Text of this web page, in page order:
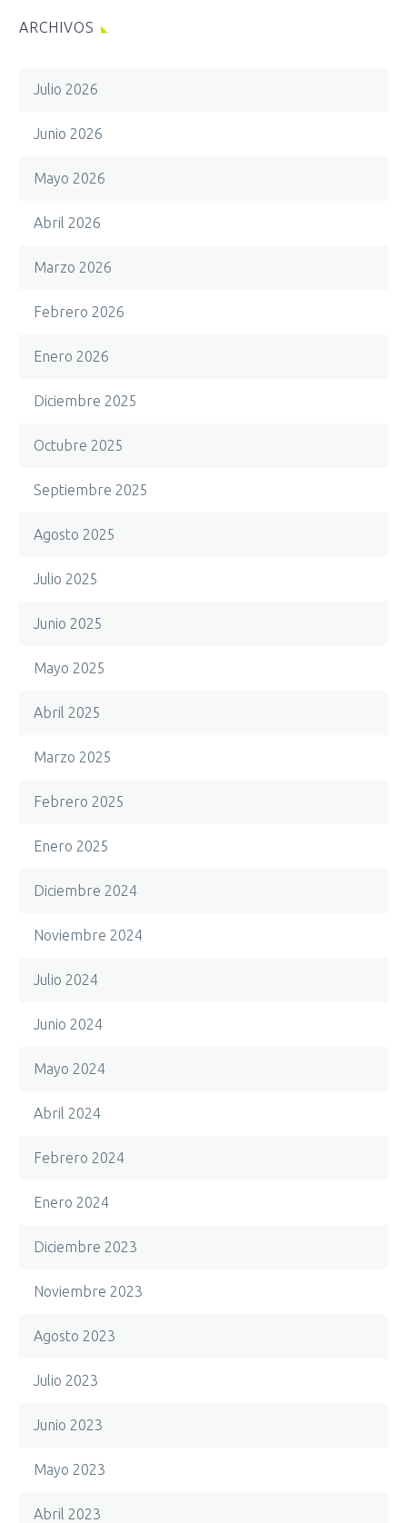
ARCHIVOS
Julio 2026
Junio 2026
Mayo 2026
Abril 2026
Marzo 2026
Febrero 2026
Enero 2026
Diciembre 2025
Octubre 2025
Septiembre 2025
Agosto 2025
Julio 2025
Junio 2025
Mayo 2025
Abril 2025
Marzo 2025
Febrero 2025
Enero 2025
Diciembre 2024
Noviembre 2024
Julio 2024
Junio 2024
Mayo 2024
Abril 2024
Febrero 2024
Enero 2024
Diciembre 2023
Noviembre 2023
Agosto 2023
Julio 2023
Junio 2023
Mayo 2023
Abril 2023